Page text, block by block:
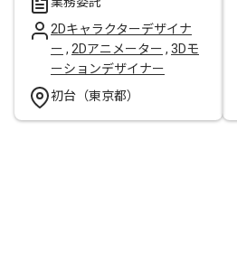
2Dキャラクターデザイナ
ー , 2Dアニメーター , 3Dモ
ーションデザイナー
初台（東京都）